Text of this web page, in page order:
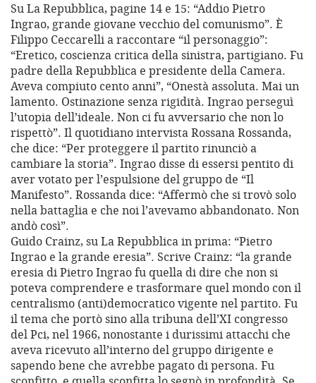
Su La Repubblica, pagine 14 e 15: “Addio Pietro
Ingrao, grande giovane vecchio del comunismo”. È
Filippo Ceccarelli a raccontare “il personaggio”:
“Eretico, coscienza critica della sinistra, partigiano. Fu
padre della Repubblica e presidente della Camera.
Aveva compiuto cento anni”, “Onestà assoluta. Mai un
lamento. Ostinazione senza rigidità. Ingrao perseguì
l’utopia dell’ideale. Non ci fu avversario che non lo
rispettò”. Il quotidiano intervista Rossana Rossanda,
che dice: “Per proteggere il partito rinunciò a
cambiare la storia”. Ingrao disse di essersi pentito di
aver votato per l’espulsione del gruppo de “Il
Manifesto”. Rossanda dice: “Affermò che si trovò solo
nella battaglia e che noi l’avevamo abbandonato. Non
andò così”.
Guido Crainz, su La Repubblica in prima: “Pietro
Ingrao e la grande eresia”. Scrive Crainz: “la grande
eresia di Pietro Ingrao fu quella di dire che non si
poteva comprendere e trasformare quel mondo con il
centralismo (anti)democratico vigente nel partito. Fu
il tema che portò sino alla tribuna dell’XI congresso
del Pci, nel 1966, nonostante i durissimi attacchi che
aveva ricevuto all’interno del gruppo dirigente e
sapendo bene che avrebbe pagato di persona. Fu